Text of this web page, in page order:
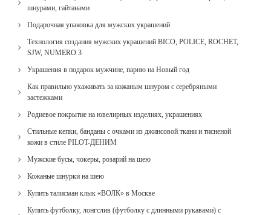
шнурами, гайтанами
Подарочная упаковка для мужских украшений
Технология создания мужских украшений BICO, POLICE, ROCHET,
SJW, NUMERO 3
Украшения в подарок мужчине, парню на Новый год
Как правильно ухаживать за кожаным шнуром с серебряными
застежками
Родиевое покрытие на ювелирных изделиях, украшениях
Стильные кепки, банданы с очками из джинсовой ткани и тисненой
кожи в стиле PILOT-ДЕНИМ
Мужские бусы, чокеры, розарий на шею
Кожаные шнурки на шею
Купить талисман клык «ВОЛК» в Москве
Купить футболку, лонгслив (футболку с длинными рукавами) с